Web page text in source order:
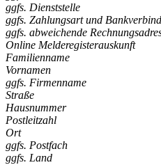
ggfs. Dienststelle
ggfs. Zahlungsart und
ggfs. abweichende
Online Melderegisterauskunft
Familienname
Vornamen
ggfs. Firmenname
Straße
Hausnummer
Postleitzahl
Ort
ggfs. Postfach
ggfs. Land